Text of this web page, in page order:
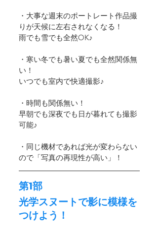
・大事な週末のポートレート作品撮
りが天候に左右されなくなる！
雨でも雪でも全然OK♪
・寒い冬でも暑い夏でも全然関係無
い！
いつでも室内で快適撮影♪
・時間も関係無い！
早朝でも深夜でも日が暮れても撮影
可能♪
・同じ機材であれば光が変わらない
ので「写真の再現性が高い」！
第1部
光学スヌートで影に模様を
つけよう！